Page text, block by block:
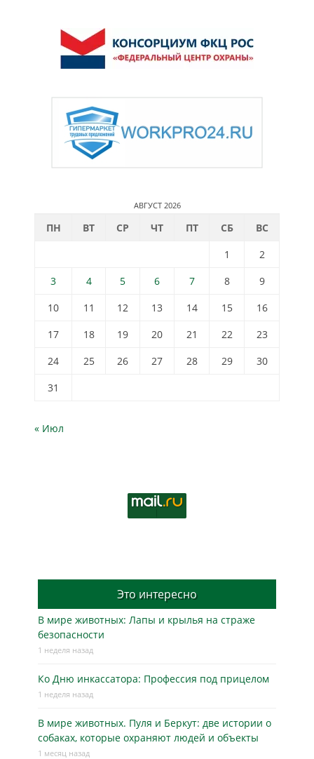
АВГУСТ 2026
ПН ВТ СР ЧТ ПТ СБ
ВС
1
2
3
4 5 6 7 8
9
10
11 12 13 14 15
16
17
18 19 20 21 22
23
24
25 26 27 28 29
30
31
« Июл
Это интересно
В мире животных: Лапы и крылья на страже
безопасности
1 неделя назад
Ко Дню инкассатора: Профессия под прицелом
1 неделя назад
В мире животных. Пуля и Беркут: две истории о
собаках, которые охраняют людей и объекты
1 месяц назад